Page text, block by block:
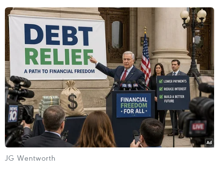
#đâm xe #đâm xe vào đám đông
#xe tải quân đội
#tử vong tại hiện trường
Philippines
JG Wentworth